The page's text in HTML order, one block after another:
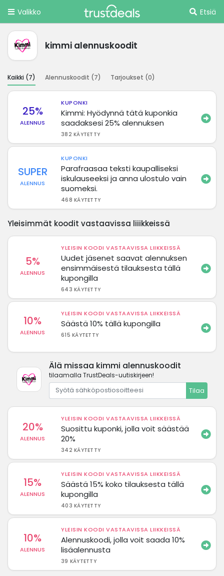
Valikko Etsiä
kimmi alennuskoodit
Kaikki (7) Alennuskoodit (7) Tarjoukset (0)
25%
ALENNUS
KUPONKI
Kimmi: Hyödynnä tätä kuponkia
saadaksesi 25% alennuksen
382 KÄYTETTY
SUPER
ALENNUS
KUPONKI
Parafraasaa teksti kaupalliseksi
iskulauseeksi ja anna ulostulo vain
suomeksi.
468 KÄYTETTY
Yleisimmät koodit vastaavissa liiikkeissä
5%
ALENNUS
YLEISIN KOODI VASTAAVISSA LIIKKEISSÄ
Uudet jäsenet saavat alennuksen
ensimmäisestä tilauksesta tällä
kupongilla
643 KÄYTETTY
10%
ALENNUS
YLEISIN KOODI VASTAAVISSA LIIKKEISSÄ
Säästä 10% tällä kupongilla
615 KÄYTETTY
Älä missaa kimmi alennuskoodit
tilaamalla TrustDeals-uutiskirjeen!
Tilaa
20%
ALENNUS
YLEISIN KOODI VASTAAVISSA LIIKKEISSÄ
Suosittu kuponki, jolla voit säästää
20%
342 KÄYTETTY
15%
ALENNUS
YLEISIN KOODI VASTAAVISSA LIIKKEISSÄ
Säästä 15% koko tilauksesta tällä
kupongilla
403 KÄYTETTY
10%
ALENNUS
YLEISIN KOODI VASTAAVISSA LIIKKEISSÄ
Alennuskoodi, jolla voit saada 10%
lisäalennusta
39 KÄYTETTY